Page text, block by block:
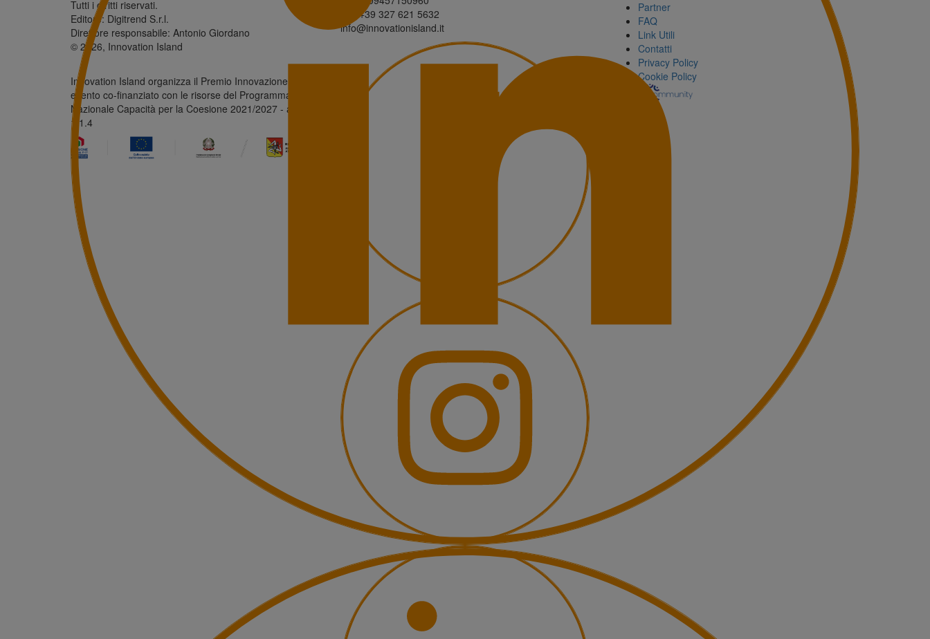
Tutti i diritti riservati.
Editore: Digitrend S.r.l.
Direttore responsabile: Antonio Giordano
© 2026, Innovation Island
Innovation Island organizza il Premio Innovazione Sicilia,
evento co-finanziato con le risorse del Programma
Nazionale Capacità per la Coesione 2021/2027 - azione
1.1.4
Tel: +39 327 621 5632
info@innovationisland.it
Partner
FAQ
Link Utili
Contatti
Privacy Policy
Cookie Policy